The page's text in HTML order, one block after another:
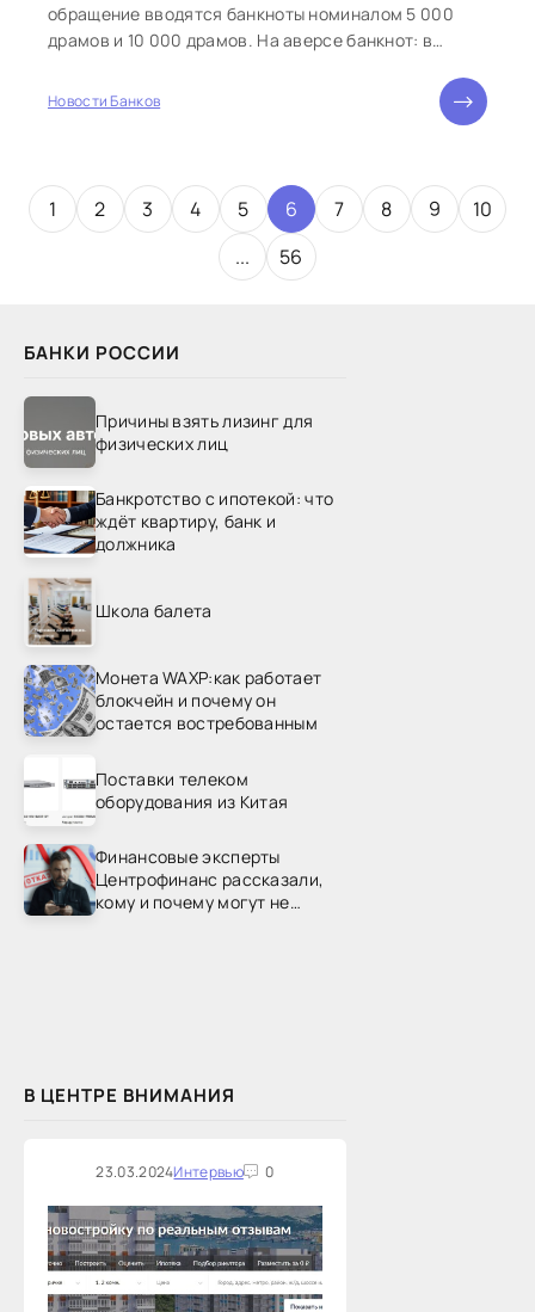
БАНКИ РОССИИ
Причины взять лизинг для
физических лиц
Банкротство с ипотекой: что
ждёт квартиру, банк и
должника
Школа балета
Монета WAXP:как работает
блокчейн и почему он
остается востребованным
Поставки телеком
оборудования из Китая
Финансовые эксперты
Центрофинанс рассказали,
кому и почему могут не
В ЦЕНТРЕ ВНИМАНИЯ
23.03.2024Интервью 0
обращение вводятся банкноты номиналом 5 000
драмов и 10 000 драмов. На аверсе банкнот: в
Новости Банков
1 2 3 4 5 6 7 8 9
10
...
56